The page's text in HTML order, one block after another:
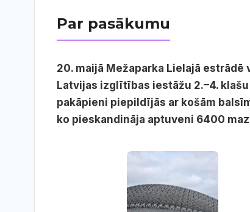
Par pasākumu
20. maijā Mežaparka Lielajā estrādē
Latvijas izglītības iestāžu 2.–4.
pakāpieni piepildījās ar košām
ko pieskandināja aptuveni 6400